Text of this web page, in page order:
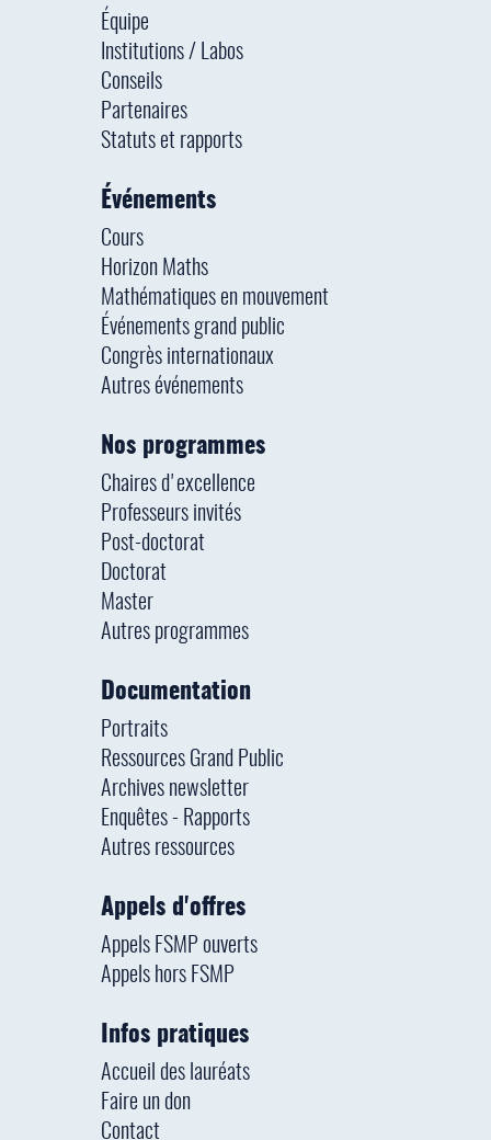
Équipe
Institutions / Labos
Conseils
Partenaires
Statuts et rapports
Événements
Cours
Horizon Maths
Mathématiques en mouvement
Événements grand public
Congrès internationaux
Autres événements
Nos programmes
Chaires d'excellence
Professeurs invités
Post-doctorat
Doctorat
Master
Autres programmes
Documentation
Portraits
Ressources Grand Public
Archives newsletter
Enquêtes - Rapports
Autres ressources
Appels d'offres
Appels FSMP ouverts
Appels hors FSMP
Infos pratiques
Accueil des lauréats
Faire un don
Contact